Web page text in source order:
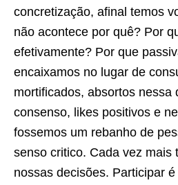
concretização, afinal temos
não acontece por quê? Por
efetivamente? Por que
encaixamos no lugar de
mortificados, absortos nessa
consenso, likes positivos e
fossemos um rebanho de
senso critico. Cada vez mais
nossas decisões. Participar